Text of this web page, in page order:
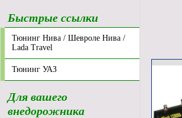
Быстрые ссылки
Тюнинг Нива / Шевроле Нива /
Lada Travel
Тюнинг УАЗ
Для вашего
внедорожника